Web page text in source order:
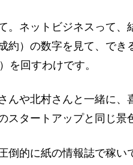
。ネットビジネスって、
約）の数字を見て、でき
を回すわけです。
んや北村さんと一緒に、
スタートアップと同じ景
的に紙の情報誌で稼い